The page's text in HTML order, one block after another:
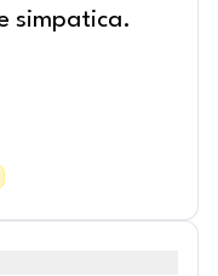
simpatica.